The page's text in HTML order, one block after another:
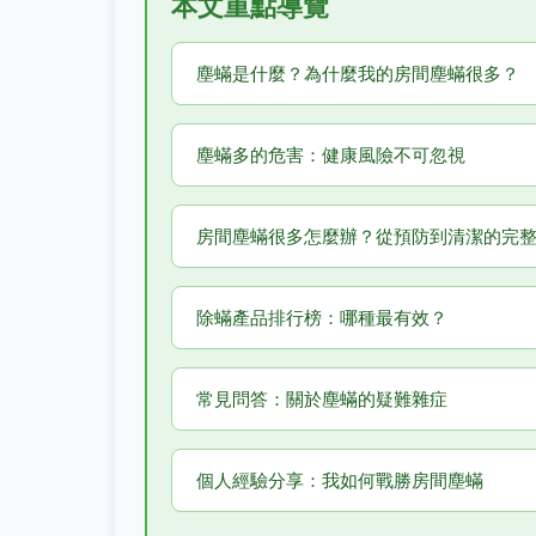
塵蟎是什麼？為什麼我的房間塵蟎很多？
塵蟎多的危害：健康風險不可忽視
房間塵蟎很多怎麼辦？從預防到清潔的完
除蟎產品排行榜：哪種最有效？
常見問答：關於塵蟎的疑難雜症
個人經驗分享：我如何戰勝房間塵蟎